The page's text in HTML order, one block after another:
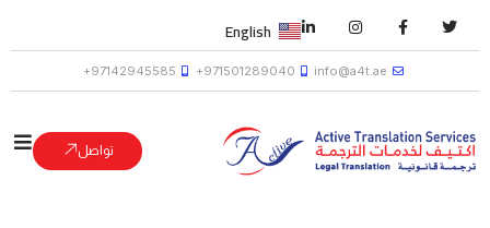
info@a4t.ae
971501289040+
97142945585+
English
تواصل